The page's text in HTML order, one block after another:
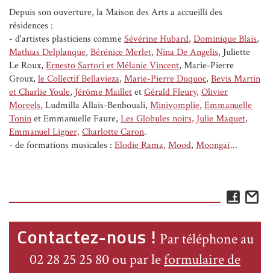
Depuis son ouverture, la Maison des Arts a accueilli des
résidences :
- d'artistes plasticiens commeSévérine Hubard, Dominique Blais,
Mathias Delplanque, Bérénice Merlet, Nina De Angelis, Juliette
Le Roux, Ernesto Sartori et Mélanie Vincent, Marie-Pierre
Groux, le Collectif Bellavieza, Marie-Pierre Duquoc, Bevis Martin
et Charlie Youle, Jérôme MailletetGérald Fleury, Olivier
Moreels, Ludmilla Allais-Benbouali, Minivomplie, Emmanuelle
Toninet Emmanuelle Faure, Les Globules noirs, Julie Maquet,
Emmanuel Ligner, Charlotte Caron.
- de formations musicales : Elodie Rama, Mood, Moongaï...
Contactez-nous ! Par téléphone au
02 28 25 25 80 ou par leformulaire de